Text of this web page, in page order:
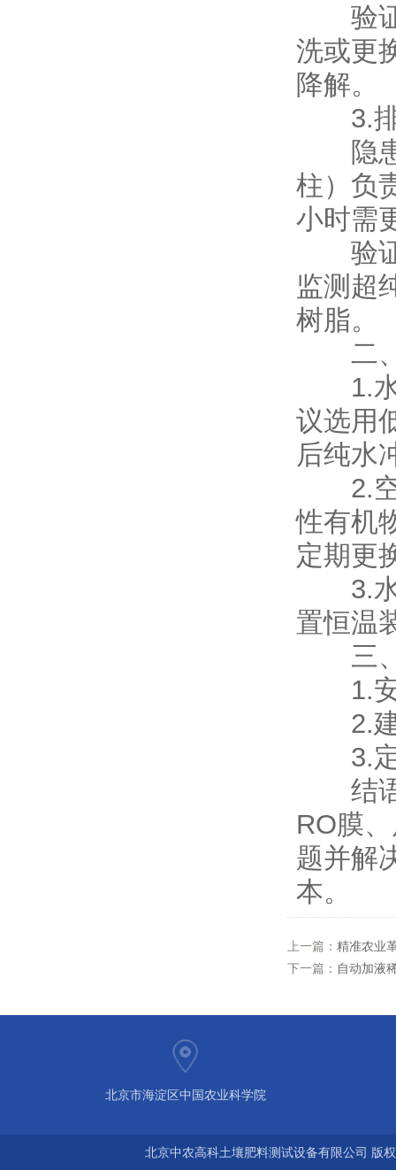
验证
洗或更
降解。
3.排
隐患
柱）负
小时需
验证
监测超
树脂。
二、
1.水
议选用
后纯水
2.空
性有机
定期更
3.水
置恒温
三、
1.安
2.建
3.定
结语
RO膜
题并解
本。
上一篇： 精准农业
下一篇： 自动加液
北京市海淀区中国农业科学院
北京中农高科土壤肥料测试设备有限公司 版